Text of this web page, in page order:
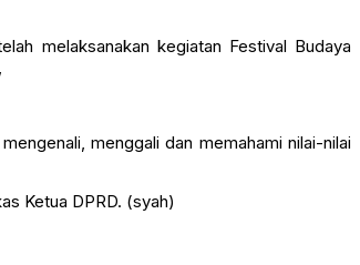
melaksanakan kegiatan Festival Budaya
menggali dan memahami nilai-nilai
Ketua DPRD. (syah)